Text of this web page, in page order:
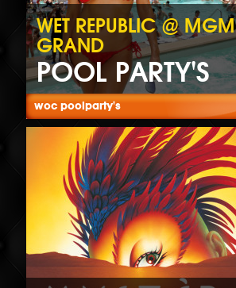
WET REPUBLIC @ MGM
GRAND
POOL PARTY'S
woc poolparty's